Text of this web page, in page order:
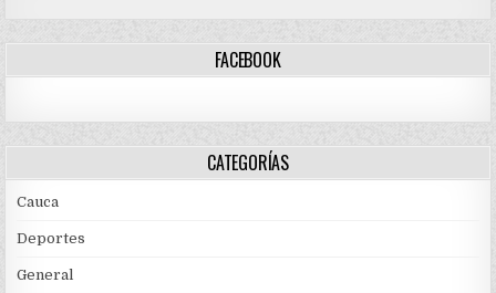
FACEBOOK
CATEGORÍAS
Cauca
Deportes
General